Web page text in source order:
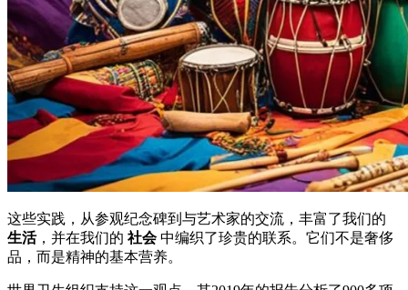
这些实践，从参观纪念碑到与艺术家的交流，丰富了我们的
生活，并在我们的 社会中编织了珍贵的联系。它们不是奢侈
品，而是精神的基本营养。